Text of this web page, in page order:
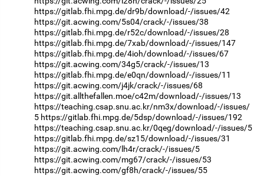
https://gitlab.fhi.mpg.de/dr9b/download/-/issues/42
https://git.acwing.com/5s04/crack/-/issues/38
https://gitlab.fhi.mpg.de/r52c/download/-/issues/28
https://gitlab.fhi.mpg.de/7xab/download/-/issues/147
https://gitlab.fhi.mpg.de/4ioh/download/-/issues/67
https://git.acwing.com/34g5/crack/-/issues/13
https://gitlab.fhi.mpg.de/e0qn/download/-/issues/11
https://git.acwing.com/j4jk/crack/-/issues/68
https://git.allthefallen.moe/c42m/download/-/issues/13
https://teaching.csap.snu.ac.kr/nm3x/download/-/issues/
5 https://gitlab.fhi.mpg.de/5dsp/download/-/issues/192
https://teaching.csap.snu.ac.kr/0qeg/download/-/issues/5
https://gitlab.fhi.mpg.de/sz15/download/-/issues/31
https://git.acwing.com/lh4r/crack/-/issues/5
https://git.acwing.com/mg67/crack/-/issues/53
https://git.acwing.com/gf8h/crack/-/issues/55